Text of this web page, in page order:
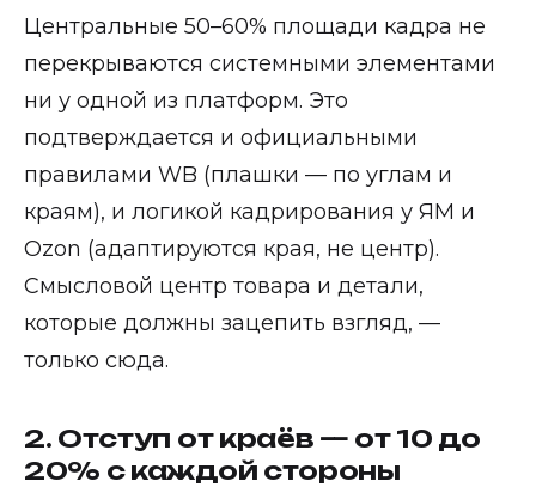
Центральные 50–60% площади кадра не
перекрываются системными элементами
ни у одной из платформ. Это
подтверждается и официальными
правилами WB (плашки — по углам и
краям), и логикой кадрирования у ЯМ и
Ozon (адаптируются края, не центр).
Смысловой центр товара и детали,
которые должны зацепить взгляд, —
только сюда.
2. Отступ от краёв — от 10 до
20% с каждой стороны